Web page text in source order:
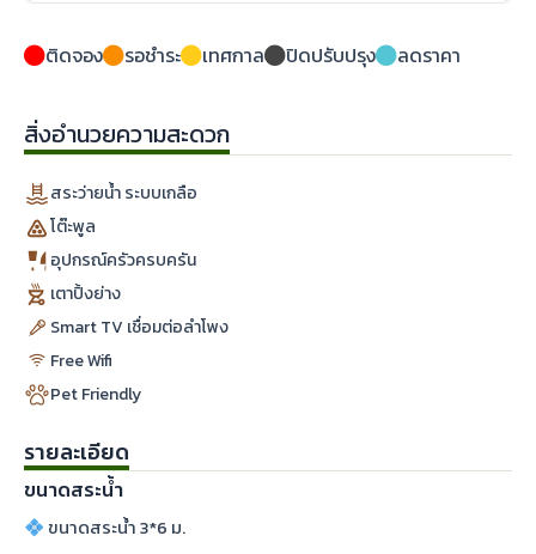
ติดจอง รอชำระ เทศกาล ปิดปรับปรุง ลดราคา
สิ่งอำนวยความสะดวก
สระว่ายน้ำ ระบบเกลือ
โต๊ะพูล
อุปกรณ์ครัวครบครัน
เตาปิ้งย่าง
Smart TV เชื่อมต่อลำโพง
Free Wifi
Pet Friendly
รายละเอียด
ขนาดสระน้ำ
ขนาดสระน้ำ 3*6 ม.